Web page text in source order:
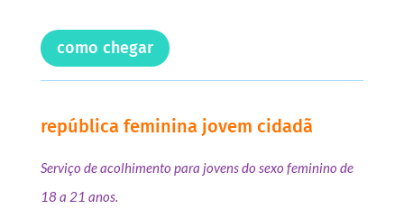
como chegar
república feminina jovem cidadã
Serviço de acolhimento para jovens do sexo feminino de
18 a 21 anos.